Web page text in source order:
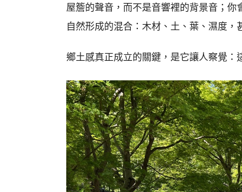
屋簷的聲音，而不是音響裡的背景音；
自然形成的混合：木材、土、葉、濕度，
鄉土感真正成立的關鍵，是它讓人察覺：